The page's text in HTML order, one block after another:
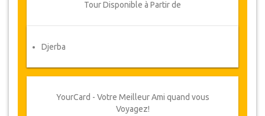
Tour Disponible à Partir de
Djerba
YourCard - Votre Meilleur Ami quand vous
Voyagez!